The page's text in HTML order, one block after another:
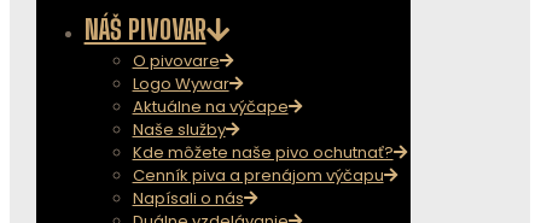
NÁŠ PIVOVAR
O pivovare
Logo Wywar
Aktuálne na výčape
Naše služby
Kde môžete naše pivo ochutnať?
Cenník piva a prenájom výčapu
Napísali o nás